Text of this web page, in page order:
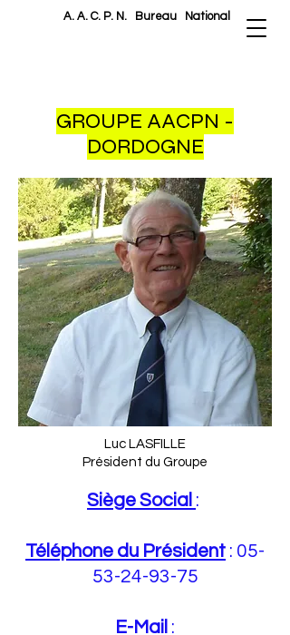
A. A. C. P. N. Bureau National
GROUPE AACPN -
DORDOGNE
Luc LASFILLE
Président du Groupe
Siège Social :
Téléphone du Président : 05-
53-24-93-75
E-Mail :